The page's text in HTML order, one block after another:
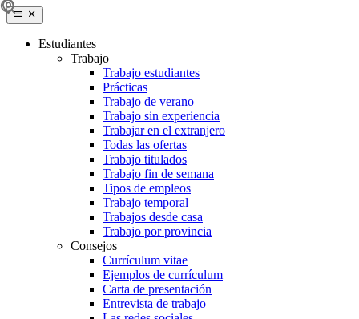
Estudiantes
Trabajo
Trabajo estudiantes
Prácticas
Trabajo de verano
Trabajo sin experiencia
Trabajar en el extranjero
Todas las ofertas
Trabajo titulados
Trabajo fin de semana
Tipos de empleos
Trabajo temporal
Trabajos desde casa
Trabajo por provincia
Consejos
Currículum vitae
Ejemplos de currículum
Carta de presentación
Entrevista de trabajo